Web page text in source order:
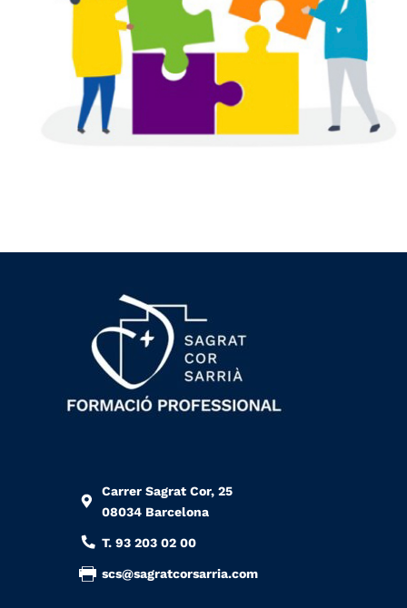
Carrer Sagrat Cor, 25
08034 Barcelona
T. 93 203 02 00
scs@sagratcorsarria.com